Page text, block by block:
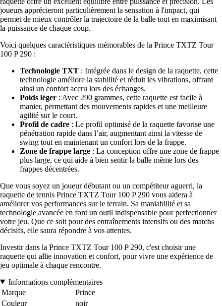
joueurs apprécieront particulièrement la sensation à l'impact, qui
permet de mieux contrôler la trajectoire de la balle tout en maximisant
la puissance de chaque coup.
Voici quelques caractéristiques mémorables de la Prince TXTZ Tour
100 P 290 :
Technologie TXT : Intégrée dans le design de la raquette, cette
technologie améliore la stabilité et réduit les vibrations, offrant
ainsi un confort accru lors des échanges.
Poids léger : Avec 290 grammes, cette raquette est facile à
manier, permettant des mouvements rapides et une meilleure
agilité sur le court.
Profil de cadre : Le profil optimisé de la raquette favorise une
pénétration rapide dans l’air, augmentant ainsi la vitesse de
swing tout en maintenant un confort lors de la frappe.
Zone de frappe large : La conception offre une zone de frappe
plus large, ce qui aide à bien sentir la balle même lors des
frappes décentrées.
Que vous soyez un joueur débutant ou un compétiteur aguerri, la
raquette de tennis Prince TXTZ Tour 100 P 290 vous aidera à
améliorer vos performances sur le terrain. Sa maniabilité et sa
technologie avancée en font un outil indispensable pour perfectionner
votre jeu. Que ce soit pour des entraînements intensifs ou des matchs
décisifs, elle saura répondre à vos attentes.
Investir dans la Prince TXTZ Tour 100 P 290, c'est choisir une
raquette qui allie innovation et confort, pour vivre une expérience de
jeu optimale à chaque rencontre.
Informations complémentaires
Marque
Prince
Couleur
noir